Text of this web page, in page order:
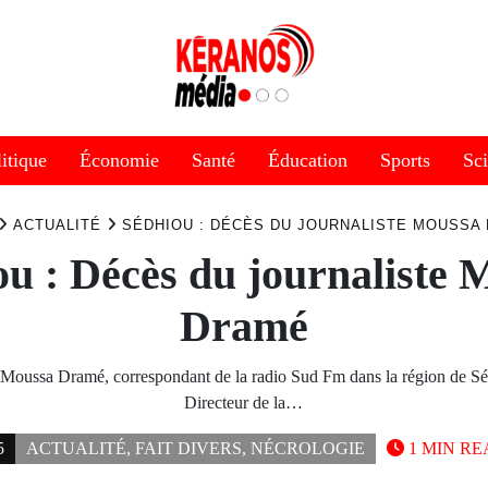
Économie Santé Éducation Sports
ACTUALITÉ SÉDHIOU : DÉCÈS DU JOURNALISTE MOUSSA
: Décès du journaliste
Dramé
Dramé, correspondant de la radio Sud Fm dans la région de
Directeur de la…
ACTUALITÉ, FAIT DIVERS, NÉCROLOGIE 1 MIN